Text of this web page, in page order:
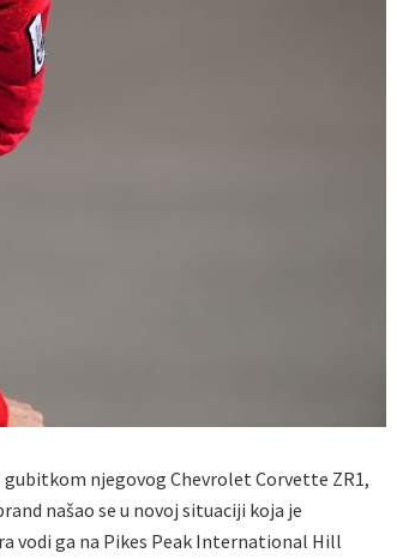
njegovog Chevrolet Corvette ZR1,
našao se u novoj situaciji koja je
vodi ga na Pikes Peak International Hill